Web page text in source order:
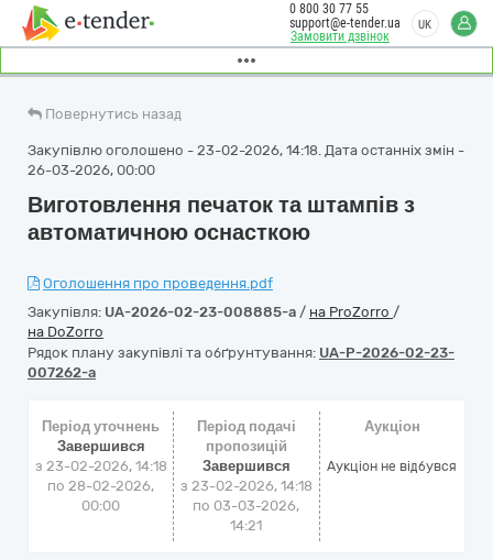
Замовити дзвінок
0 800 30 77 55
support@e-tender.ua
UK
Повернутись назад
Закупівлю оголошено - 23-02-2026, 14:18. Дата останніх змін -
26-03-2026, 00:00
Виготовлення печаток та штампів з
автоматичною оснасткою
Оголошення про проведення.pdf
Закупівля: UA-2026-02-23-008885-a / на ProZorro /
на DoZorro
Рядок плану закупівлі та обґрунтування: UA-P-2026-02-23-
007262-a
Період уточнень
Завершився
з 23-02-2026, 14:18
по 28-02-2026,
00:00
Період подачі
пропозицій
Завершився
з 23-02-2026, 14:18
по 03-03-2026,
14:21
Аукціон
Аукціон не відбувся